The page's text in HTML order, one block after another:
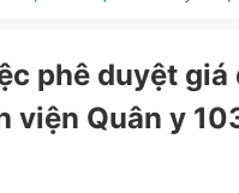
phê duyệt
viện Quân y